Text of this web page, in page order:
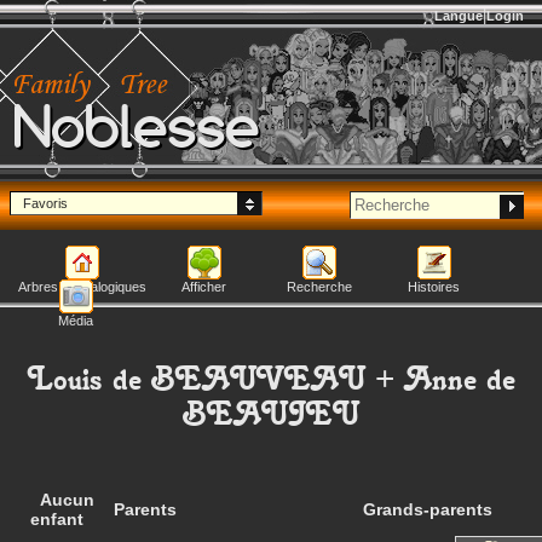
Noblesse
Langue Login
Favoris
Arbres généalogiques Afficher Recherche Histoires
Média
Louis de BEAUVEAU+Annede
BEAUJEU
Aucun
enfant
Parents Grands-parents